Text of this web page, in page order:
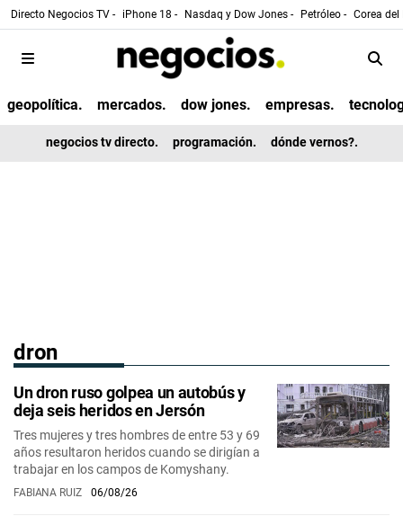
Directo Negocios TV - iPhone 18 - Nasdaq y Dow Jones - Petróleo - Corea
geopolítica. mercados. dow jones. empresas.
negocios tv directo. programación. dónde vernos?.
dron
Un dron ruso golpea un autobús y
deja seis heridos en Jersón
Tres mujeres y tres hombres de entre 53 y 69
años resultaron heridos cuando se dirigían a
trabajar en los campos de Komyshany.
FABIANA RUIZ 06/08/26